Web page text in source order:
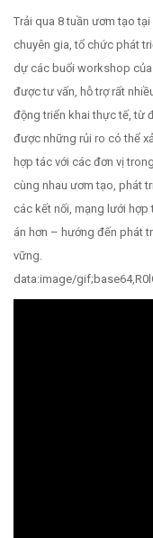
Trải qua 8 tuần ươm tạo
chuyên gia, tổ chức phát
dự các buổi workshop
được tư vấn, hỗ trợ rất
động triển khai thực tế, từ
được những rủi ro có thể
hợp tác với các đơn vị
cùng nhau ươm tạo, phát
các kết nối, mạng lưới hợp
án hơn – hướng đến phát
vững.
data:image/